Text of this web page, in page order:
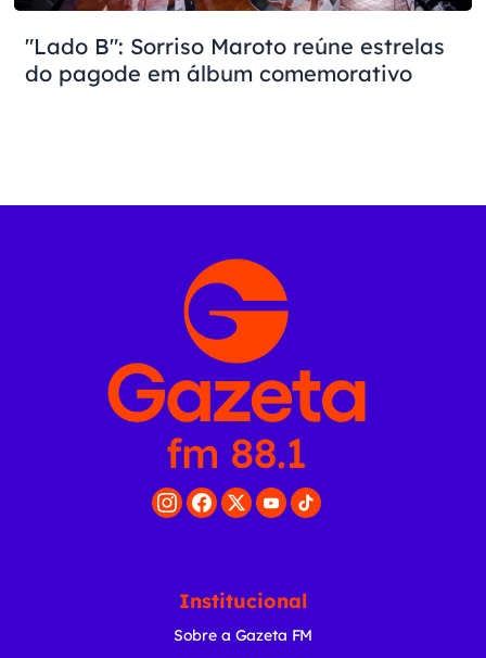
"Lado B": Sorriso Maroto reúne estrelas
do pagode em álbum comemorativo
Institucional
Sobre a Gazeta FM